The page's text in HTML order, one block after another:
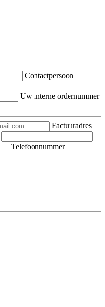
Contactpersoon
Uw interne ordernummer
Factuuradres
Telefoonnummer